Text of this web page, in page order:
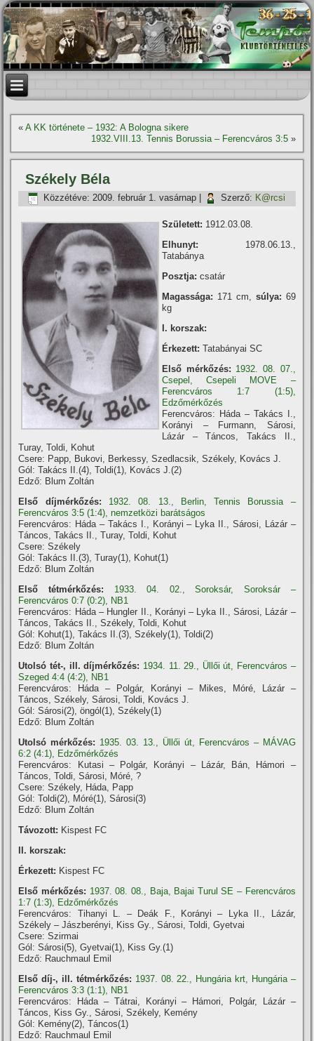
«A KK története – 1932: A Bologna sikere
1932.VIII.13. Tennis Borussia – Ferencváros 3:5»
Székely Béla
Közzétéve: 2009. február 1. vasárnap Szerző: K@rcsi
Született: 1912.03.08.
Elhunyt: 1978.06.13.,
Tatabánya
Posztja: csatár
Magassága: 171 cm, súlya: 69
kg
I. korszak:
Érkezett: Tatabányai SC
Első mérkőzés: 1932. 08. 07.,
Csepel, Csepeli MOVE –
Ferencváros 1:7 (1:5),
Edzőmérkőzés
Ferencváros: Háda – Takács I.,
Korányi – Furmann, Sárosi,
Lázár – Táncos, Takács II.,
Turay, Toldi, Kohut
Csere: Papp, Bukovi, Berkessy, Szedlacsik, Székely, Kovács J.
Gól: Takács II.(4), Toldi(1), Kovács J.(2)
Edző: Blum Zoltán
Első díjmérkőzés: 1932. 08. 13., Berlin, Tennis Borussia –
Ferencváros 3:5 (1:4), nemzetközi barátságos
Ferencváros: Háda – Takács I., Korányi – Lyka II., Sárosi, Lázár –
Táncos, Takács II., Turay, Toldi, Kohut
Csere: Székely
Gól: Takács II.(3), Turay(1), Kohut(1)
Edző: Blum Zoltán
Első tétmérkőzés:
1933. 04. 02., Soroksár, Soroksár –
Ferencváros 0:7 (0:2), NB1
Ferencváros: Háda – Hungler II., Korányi – Lyka II., Sárosi, Lázár –
Táncos, Takács II., Székely, Toldi, Kohut
Gól: Kohut(1), Takács II.(3), Székely(1), Toldi(2)
Edző: Blum Zoltán
Utolsó tét-, ill. díjmérkőzés: 1934. 11. 29., Üllői út, Ferencváros –
Szeged 4:4 (4:2), NB1
Ferencváros: Háda – Polgár, Korányi – Mikes, Móré, Lázár –
Táncos, Székely, Sárosi, Toldi, Kovács J.
Gól: Sárosi(2), öngól(1), Székely(1)
Edző: Blum Zoltán
Utolsó mérkőzés: 1935. 03. 13., Üllői út, Ferencváros – MÁVAG
6:2 (4:1), Edzőmérkőzés
Ferencváros: Kutasi – Polgár, Korányi – Lázár, Bán, Hámori –
Táncos, Toldi, Sárosi, Móré, ?
Csere: Székely, Háda, Papp
Gól: Toldi(2), Móré(1), Sárosi(3)
Edző: Blum Zoltán
Távozott: Kispest FC
II. korszak:
Érkezett: Kispest FC
Első mérkőzés: 1937. 08. 08., Baja, Bajai Turul SE – Ferencváros
1:7 (1:3), Edzőmérkőzés
Ferencváros: Tihanyi L. – Deák F., Korányi – Lyka II., Lázár,
Székely – Jászberényi, Kiss Gy., Sárosi, Toldi, Gyetvai
Csere: Szirmai
Gól: Sárosi(5), Gyetvai(1), Kiss Gy.(1)
Edző: Rauchmaul Emil
Első díj-, ill. tétmérkőzés: 1937. 08. 22., Hungária krt, Hungária –
Ferencváros 3:3 (1:1), NB1
Ferencváros: Háda – Tátrai, Korányi – Hámori, Polgár, Lázár –
Táncos, Kiss Gy., Sárosi, Székely, Kemény
Gól: Kemény(2), Táncos(1)
Edző: Rauchmaul Emil